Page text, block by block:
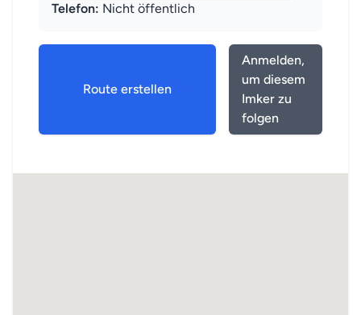
Telefon: Nicht öffentlich
Route erstellen
Anmelden,
um diesem
Imker zu
folgen